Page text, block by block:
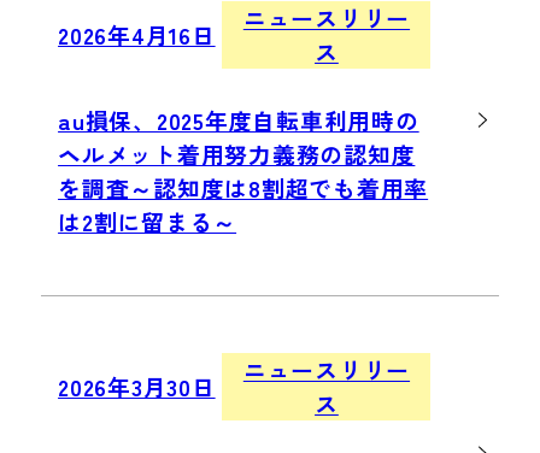
2026年4月16日
ニュースリリー
ス
au損保、2025年度自転車利用時の
ヘルメット着用努力義務の認知度
を調査～認知度は8割超でも着用率
は2割に留まる～
2026年3月30日
ニュースリリー
ス